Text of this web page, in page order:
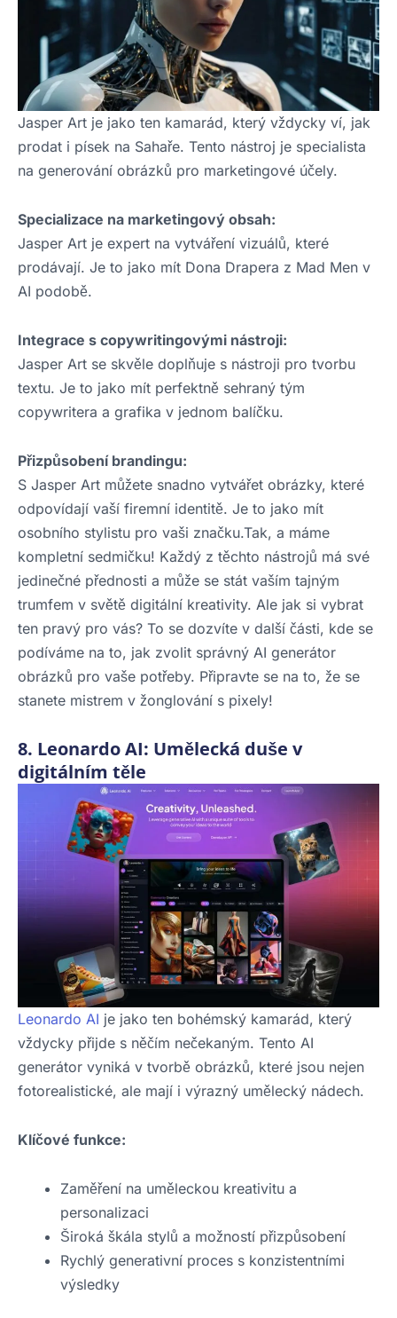
Jasper Art je jako ten kamarád, který vždycky ví, jak
prodat i písek na Sahaře. Tento nástroj je specialista
na generování obrázků pro marketingové účely.
Specializace na marketingový obsah:
Jasper Art je expert na vytváření vizuálů, které
prodávají. Je to jako mít Dona Drapera z Mad Men v
AI podobě.
Integrace s copywritingovými nástroji:
Jasper Art se skvěle doplňuje s nástroji pro tvorbu
textu. Je to jako mít perfektně sehraný tým
copywritera a grafika v jednom balíčku.
Přizpůsobení brandingu:
S Jasper Art můžete snadno vytvářet obrázky, které
odpovídají vaší firemní identitě. Je to jako mít
osobního stylistu pro vaši značku.Tak, a máme
kompletní sedmičku! Každý z těchto nástrojů má své
jedinečné přednosti a může se stát vaším tajným
trumfem v světě digitální kreativity. Ale jak si vybrat
ten pravý pro vás? To se dozvíte v další části, kde se
podíváme na to, jak zvolit správný AI generátor
obrázků pro vaše potřeby. Připravte se na to, že se
stanete mistrem v žonglování s pixely!
8. Leonardo AI: Umělecká duše v
digitálním těle
Leonardo AI je jako ten bohémský kamarád, který
vždycky přijde s něčím nečekaným. Tento AI
generátor vyniká v tvorbě obrázků, které jsou nejen
fotorealistické, ale mají i výrazný umělecký nádech.
Klíčové funkce:
Zaměření na uměleckou kreativitu a
personalizaci
Široká škála stylů a možností přizpůsobení
Rychlý generativní proces s konzistentními
výsledky